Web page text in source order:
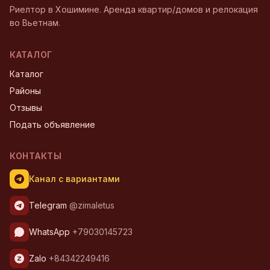
Риелтор в Хошимине. Аренда квартир/домов и релокация
во Вьетнам.
КАТАЛОГ
Каталог
Районы
Отзывы
Подать объявление
КОНТАКТЫ
Канал с вариантами
Telegram @zimaletus
WhatsApp +79030145723
Zalo +84342249416